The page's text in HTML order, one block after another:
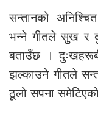
सन्तानको
भन्ने गीतले सुुख र
बताउँछ ।
झल्काउने गीतले
ठूलो सपना